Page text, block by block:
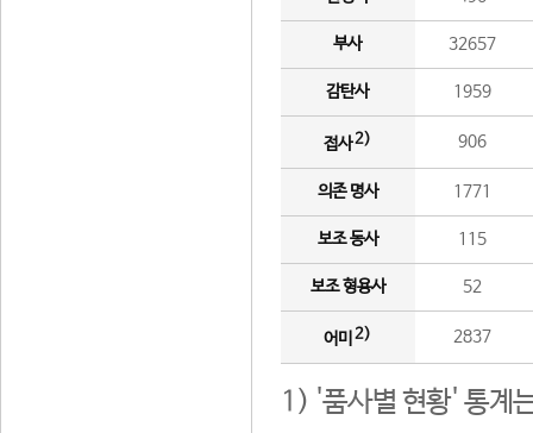
부사 32657
감탄사 1959
접사2) 906
의존 명사 1771
보조 동사 115
보조 형용사 52
어미 2) 2837
1) '품사별 현황' 통계